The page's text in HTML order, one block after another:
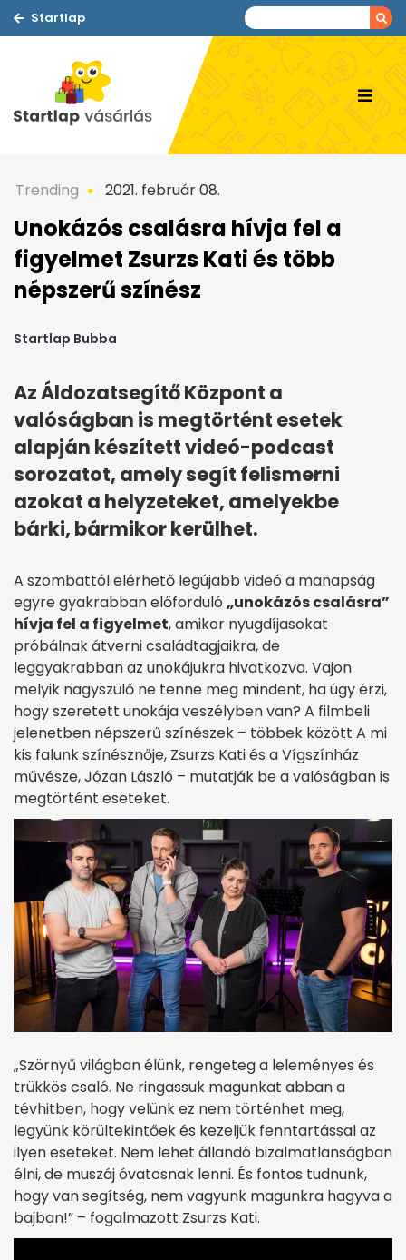
Startlap
Trending 2021. február 08.
Unokázós csalásra hívja fel a
figyelmet Zsurzs Kati és több
népszerű színész
Startlap Bubba
Az Áldozatsegítő Központ a
valóságban is megtörtént esetek
alapján készített videó-podcast
sorozatot, amely segít felismerni
azokat a helyzeteket, amelyekbe
bárki, bármikor kerülhet.
A szombattól elérhető legújabb videó a manapság
egyre gyakrabban előforduló „unokázós csalásra”
hívja fel a figyelmet, amikor nyugdíjasokat
próbálnak átverni családtagjaikra, de
leggyakrabban az unokájukra hivatkozva. Vajon
melyik nagyszülő ne tenne meg mindent, ha úgy érzi,
hogy szeretett unokája veszélyben van? A filmbeli
jelenetben népszerű színészek – többek között A mi
kis falunk színésznője, Zsurzs Kati és a Vígszínház
művésze, Józan László – mutatják be a valóságban is
megtörtént eseteket.
„Szörnyű világban élünk, rengeteg a leleményes és
trükkös csaló. Ne ringassuk magunkat abban a
tévhitben, hogy velünk ez nem történhet meg,
legyünk körültekintőek és kezeljük fenntartással az
ilyen eseteket. Nem lehet állandó bizalmatlanságban
élni, de muszáj óvatosnak lenni. És fontos tudnunk,
hogy van segítség, nem vagyunk magunkra hagyva a
bajban!” – fogalmazott Zsurzs Kati.